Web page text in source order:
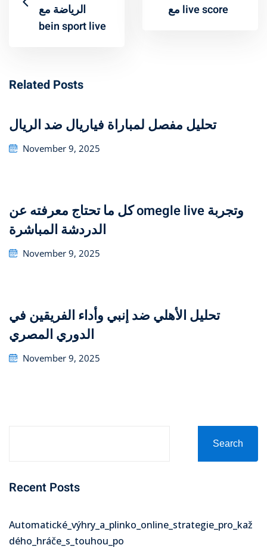
الرياضة مع
bein sport live
مع live score
Related Posts
تحليل مفصل لمباراة فياريال ضد الريال
Posted
November 9, 2025
كل ما تحتاج معرفته عن omegle live وتجربة
الدردشة المباشرة
Posted
November 9, 2025
تحليل الأهلي ضد إنبي وأداء الفريقين في
الدوري المصري
Posted
November 9, 2025
Search
Recent Posts
Automatické_výhry_a_plinko_online_strategie_pro_kaž
dého_hráče_s_touhou_po